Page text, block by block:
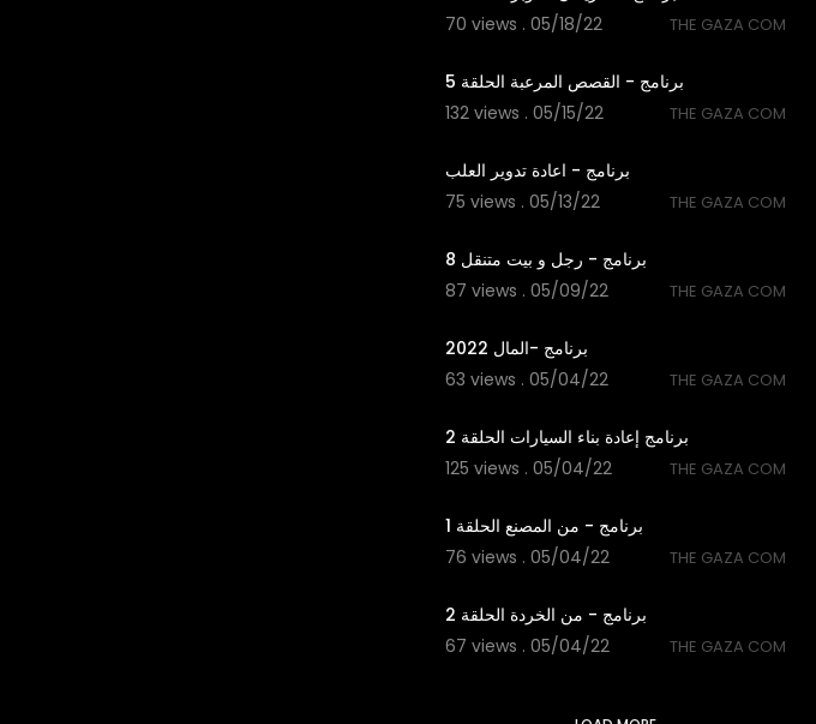
70 views . 05/18/22
THE GAZA COM
برنامج - القصص المرعبة الحلقة 5
132 views . 05/15/22
THE GAZA COM
برنامج - اعادة تدوير العلب
75 views . 05/13/22
THE GAZA COM
برنامج - رجل و بيت متنقل 8
87 views . 05/09/22
THE GAZA COM
برنامج -المال 2022
63 views . 05/04/22
THE GAZA COM
برنامج إعادة بناء السيارات الحلقة 2
125 views . 05/04/22
THE GAZA COM
برنامج - من المصنع الحلقة 1
76 views . 05/04/22
THE GAZA COM
برنامج - من الخردة الحلقة 2
67 views . 05/04/22
THE GAZA COM